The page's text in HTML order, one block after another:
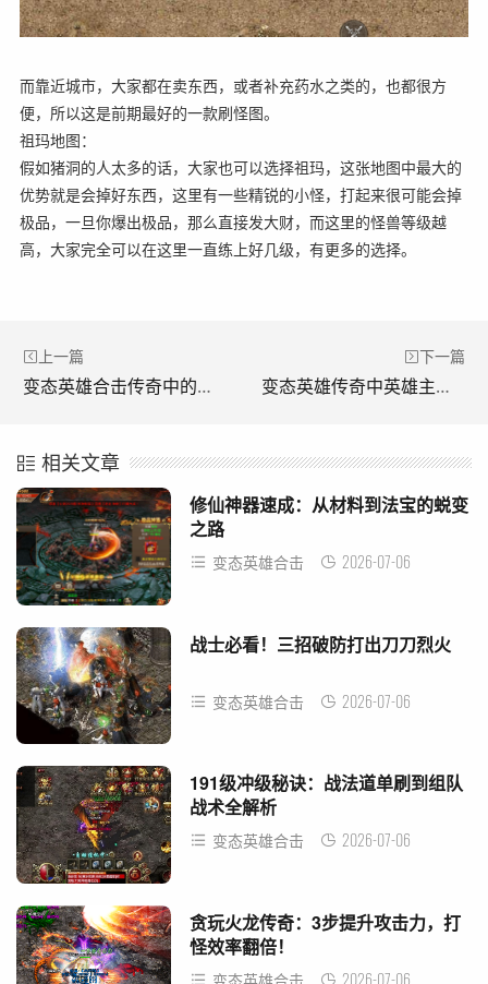
而靠近城市，大家都在卖东西，或者补充药水之类的，也都很方
便，所以这是前期最好的一款刷怪图。
祖玛地图：
假如猪洞的人太多的话，大家也可以选择祖玛，这张地图中最大的
优势就是会掉好东西，这里有一些精锐的小怪，打起来很可能会掉
极品，一旦你爆出极品，那么直接发大财，而这里的怪兽等级越
高，大家完全可以在这里一直练上好几级，有更多的选择。
上一篇
变态英雄合击传奇中的队伍合作默契有什么用？(变形英雄出击传奇中团队合作有什么用？)
下一篇
变态英雄传奇中英雄主力培养快速成长(《异能英雄传奇主力英雄培养快速成长)
相关文章
修仙神器速成：从材料到法宝的蜕变
之路
变态英雄合击 2026-07-06
战士必看！三招破防打出刀刀烈火
变态英雄合击 2026-07-06
191级冲级秘诀：战法道单刷到组队
战术全解析
变态英雄合击 2026-07-06
贪玩火龙传奇：3步提升攻击力，打
怪效率翻倍！
2026-07-06